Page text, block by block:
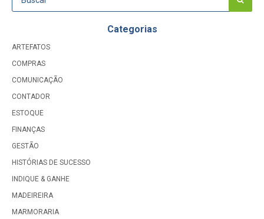
Categorias
ARTEFATOS
COMPRAS
COMUNICAÇÃO
CONTADOR
ESTOQUE
FINANÇAS
GESTÃO
HISTÓRIAS DE SUCESSO
INDIQUE & GANHE
MADEIREIRA
MARMORARIA